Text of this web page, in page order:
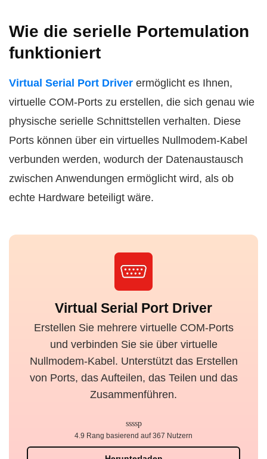
Wie die serielle Portemulation
funktioniert
Virtual Serial Port Driver ermöglicht es Ihnen,
virtuelle COM-Ports zu erstellen, die sich genau wie
physische serielle Schnittstellen verhalten. Diese
Ports können über ein virtuelles Nullmodem-Kabel
verbunden werden, wodurch der Datenaustausch
zwischen Anwendungen ermöglicht wird, als ob
echte Hardware beteiligt wäre.
Virtual Serial Port Driver
Erstellen Sie mehrere virtuelle COM-Ports
und verbinden Sie sie über virtuelle
Nullmodem-Kabel. Unterstützt das Erstellen
von Ports, das Aufteilen, das Teilen und das
Zusammenführen.
4.9 Rang basierend auf 367 Nutzern